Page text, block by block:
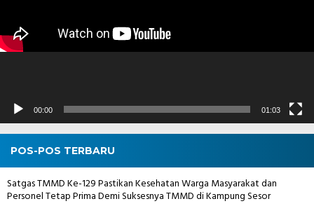
00:00 01:03
POS-POS TERBARU
Satgas TMMD Ke-129 Pastikan Kesehatan Warga Masyarakat dan
Personel Tetap Prima Demi Suksesnya TMMD di Kampung Sesor